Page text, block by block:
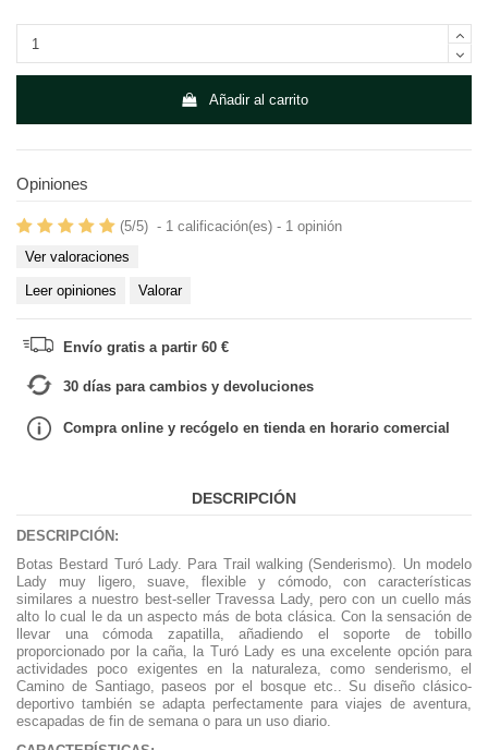
Añadir al carrito
Opiniones
(5/5) - 1 calificación(es) - 1 opinión
Ver valoraciones
Leer opiniones Valorar
Envío gratis a partir 60 €
30 días para cambios y devoluciones
Compra online y recógelo en tienda en horario comercial
DESCRIPCIÓN
DESCRIPCIÓN:
Botas Bestard Turó Lady. Para Trail walking (Senderismo). Un modelo
Lady muy ligero, suave, flexible y cómodo, con características
similares a nuestro best-seller Travessa Lady, pero con un cuello más
alto lo cual le da un aspecto más de bota clásica. Con la sensación de
llevar una cómoda zapatilla, añadiendo el soporte de tobillo
proporcionado por la caña, la Turó Lady es una excelente opción para
actividades poco exigentes en la naturaleza, como senderismo, el
Camino de Santiago, paseos por el bosque etc.. Su diseño clásico-
deportivo también se adapta perfectamente para viajes de aventura,
escapadas de fin de semana o para un uso diario.